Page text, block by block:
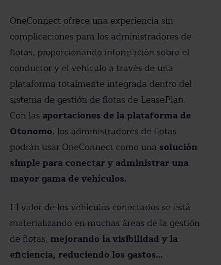
OneConnect ofrece una experiencia sin
complicaciones para los administradores de
flotas, proporcionando información sobre el
conductor y el vehículo a través de una
plataforma totalmente integrada dentro del
sistema de gestión de flotas de LeasePlan.
Con las aportaciones de la plataforma de
Otonomo, los administradores de flotas
podrán usar OneConnect como una solución
simple para conectar y administrar una
mayor gama de vehículos.
El valor de los vehículos conectados se está
materializando en muchas áreas de la gestión
de flotas, mejorando la visibilidad y la
eficiencia, reduciendo los gastos…